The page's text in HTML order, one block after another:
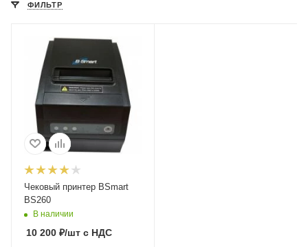
ФИЛЬТР
Чековый принтер BSmart
BS260
В наличии
10 200 ₽/шт с НДС